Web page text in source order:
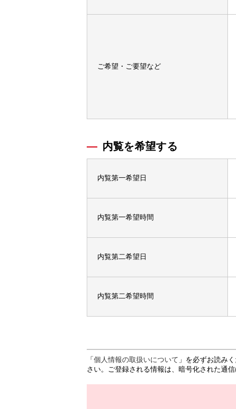
ご希望・ご要望など
内覧を希望する
内覧第一希望日
内覧第一希望時間
内覧第二希望日
内覧第二希望時間
「個人情報の取扱いについて 」を必ずお読み
さい。ご登録される情報は、暗号化された通